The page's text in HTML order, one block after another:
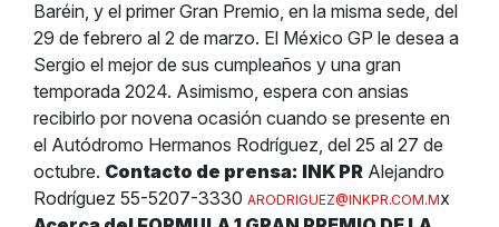
Baréin, y el primer Gran Premio, en la misma sede, del
29 de febrero al 2 de marzo. El México GP le desea a
Sergio el mejor de sus cumpleaños y una gran
temporada 2024. Asimismo, espera con ansias
recibirlo por novena ocasión cuando se presente en
el Autódromo Hermanos Rodríguez, del 25 al 27 de
octubre. Contacto de prensa: INK PR Alejandro
Rodríguez 55-5207-3330 ARODRIGUEZ@INKPR.COM.Mx